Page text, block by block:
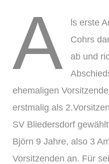
A
ls erste
Cohrs
ab und
ehemaligen
erstmalig als
SV Bliedersdorf
Björn 9 Jahre, also 3
Vorsitzenden an. Für